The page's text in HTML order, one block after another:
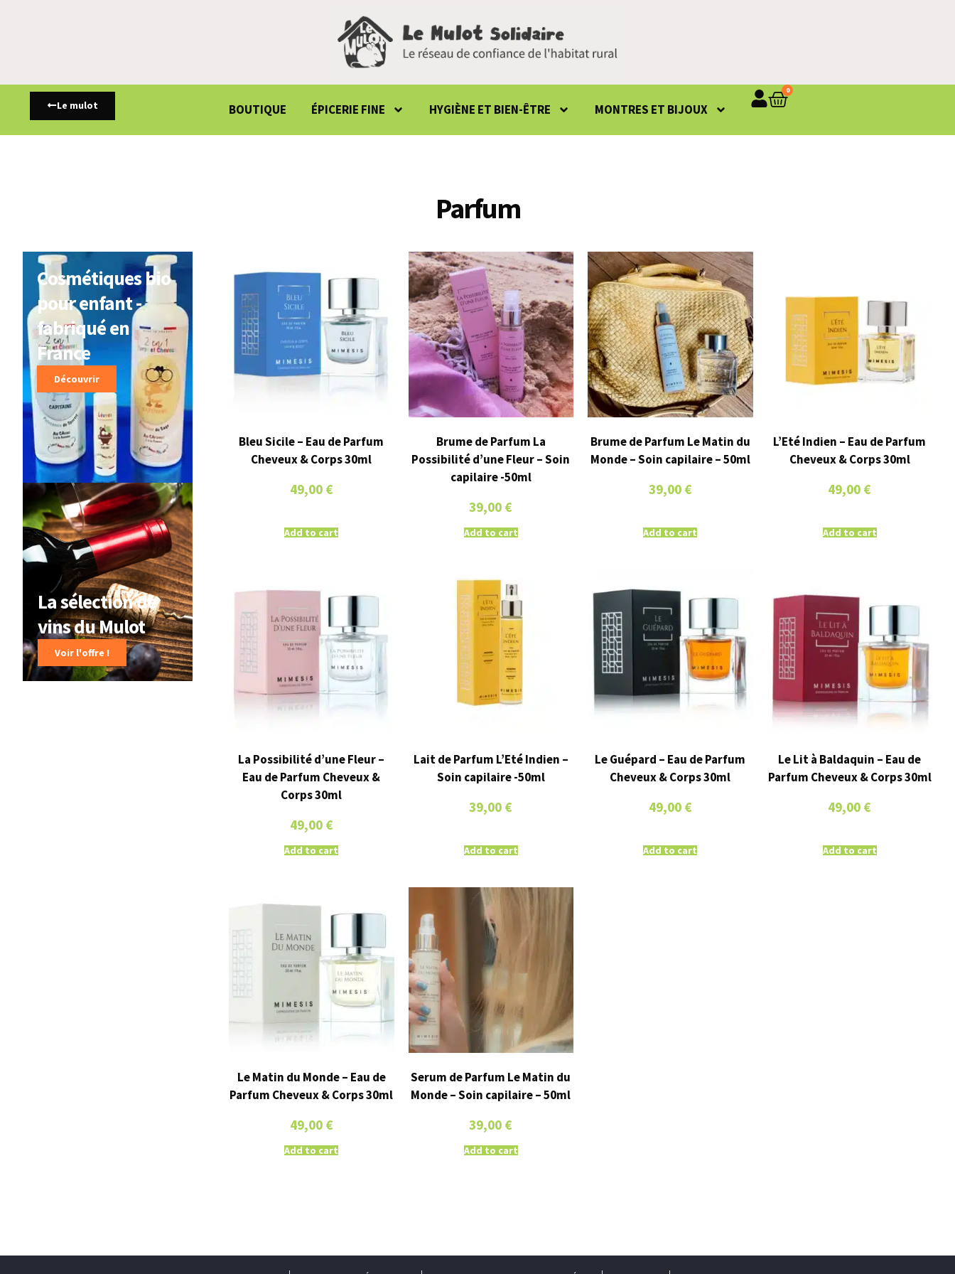
Le mulot BOUTIQUE ÉPICERIE FINE HYGIÈNE ET BIEN-ÊTRE MONTRES ET BIJOUX
0
Parfum
Cosmétiques bio
pour enfant -
fabriqué en
France
Découvrir
La sélection de
vins du Mulot
Voir l'offre !
Bleu Sicile – Eau de Parfum
Cheveux & Corps 30ml
49,00 €
Add to cart
Brume de Parfum La
Possibilité d’une Fleur – Soin
capilaire -50ml
39,00 €
Add to cart
Brume de Parfum Le Matin du
Monde – Soin capilaire – 50ml
39,00 €
Add to cart
L’Eté Indien – Eau de Parfum
Cheveux & Corps 30ml
49,00 €
Add to cart
La Possibilité d’une Fleur –
Eau de Parfum Cheveux &
Corps 30ml
49,00 €
Add to cart
Lait de Parfum L’Eté Indien –
Soin capilaire -50ml
39,00 €
Add to cart
Le Guépard – Eau de Parfum
Cheveux & Corps 30ml
49,00 €
Add to cart
Le Lit à Baldaquin – Eau de
Parfum Cheveux & Corps 30ml
49,00 €
Add to cart
Le Matin du Monde – Eau de
Parfum Cheveux & Corps 30ml
49,00 €
Add to cart
Serum de Parfum Le Matin du
Monde – Soin capilaire – 50ml
39,00 €
Add to cart